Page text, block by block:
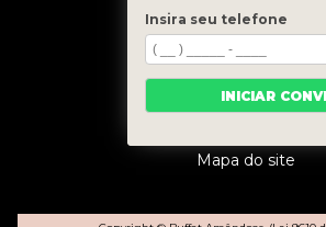
Serviços
Eventos
Gastronomia
Contato
Mapa do site
Insira seu telefone
INICIAR